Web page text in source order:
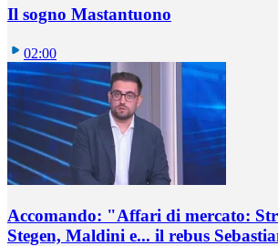
Il sogno Mastantuono
02:00
Accomando: "Affari di mercato:
Stegen, Maldini e... il rebus